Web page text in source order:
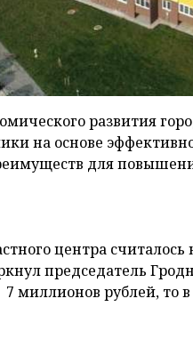
развития
на основе
для
центра
председатель
7 миллионов рублей,